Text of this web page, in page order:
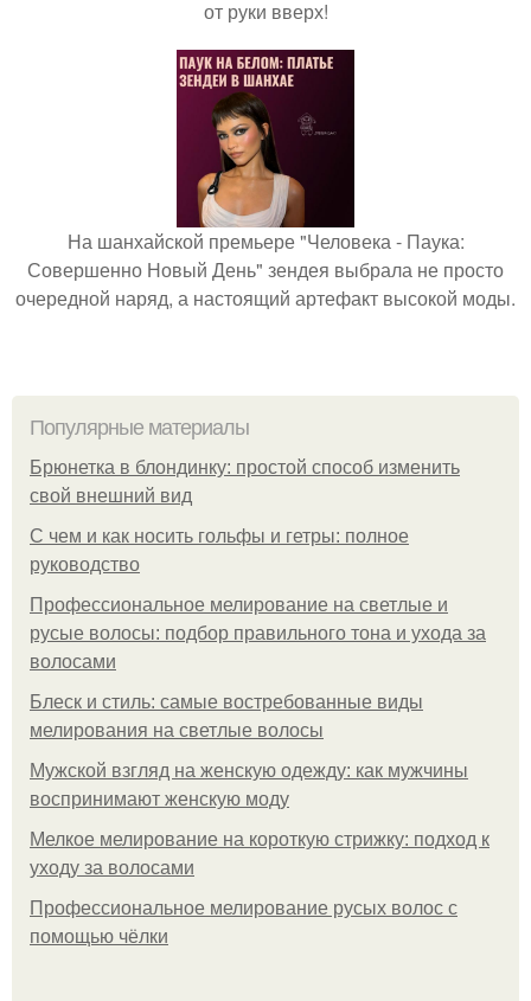
от руки вверх!
На шанхайской премьере "Человека - Паука:
Совершенно Новый День" зендея выбрала не просто
очередной наряд, а настоящий артефакт высокой моды.
Популярные материалы
Брюнетка в блондинку: простой способ изменить
свой внешний вид
С чем и как носить гольфы и гетры: полное
руководство
Профессиональное мелирование на светлые и
русые волосы: подбор правильного тона и ухода за
волосами
Блеск и стиль: самые востребованные виды
мелирования на светлые волосы
Мужской взгляд на женскую одежду: как мужчины
воспринимают женскую моду
Мелкое мелирование на короткую стрижку: подход к
уходу за волосами
Профессиональное мелирование русых волос с
помощью чёлки